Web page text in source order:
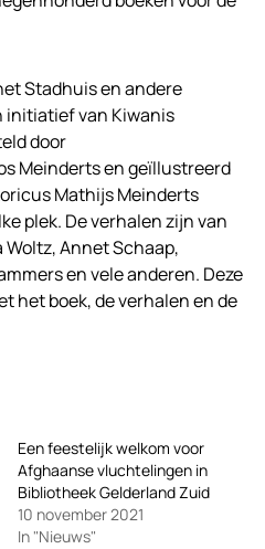
Stadhuis en andere
initiatief van Kiwanis
door
Meinderts en geïllustreerd
Mathijs Meinderts
plek. De verhalen zijn van
Annet Schaap,
en vele anderen. Deze
het boek, de verhalen en de
Een feestelijk welkom voor
Afghaanse vluchtelingen in
Bibliotheek Gelderland Zuid
10 november 2021
In "Nieuws"